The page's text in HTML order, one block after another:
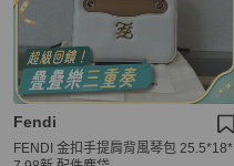
Fendi
FENDI 金扣手提肩背風琴包 25.5*18*